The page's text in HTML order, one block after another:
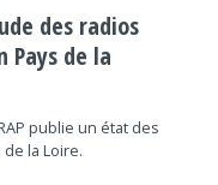
des radios
Pays de la
publie un état des
la Loire.